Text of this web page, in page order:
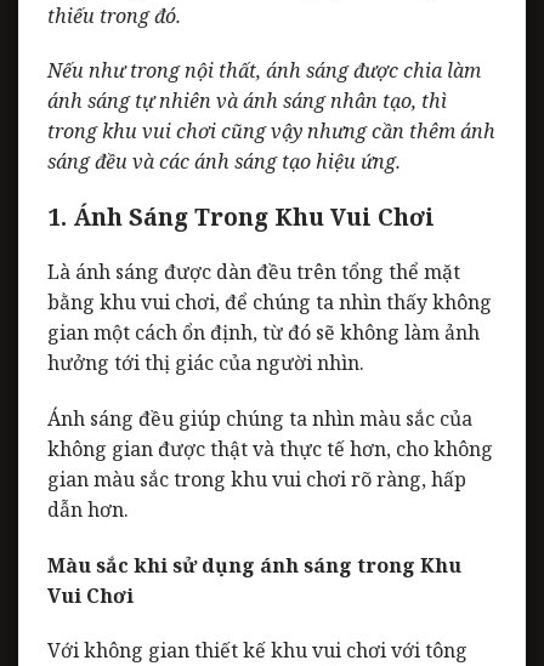
thiếu trong đó.
Nếu như trong nội thất, ánh sáng được chia làm
ánh sáng tự nhiên và ánh sáng nhân tạo, thì
trong khu vui chơicũng vậy nhưng cần thêm ánh
sáng đều và các ánh sáng tạo hiệu ứng.
1. Ánh Sáng Trong Khu Vui Chơi
Là ánh sáng được dàn đều trên tổng thể mặt
bằng khu vui chơi, để chúng ta nhìn thấy không
gian một cách ổn định, từ đó sẽ không làm ảnh
hưởng tới thị giác của người nhìn.
Ánh sáng đều giúp chúng ta nhìn màu sắc của
không gian được thật và thực tế hơn, cho không
gian màu sắc trong khu vui chơi rõ ràng, hấp
dẫn hơn.
Màu sắc khi sử dụng ánh sáng trong Khu
Vui Chơi
Với không gian thiết kế khu vui chơi với tông